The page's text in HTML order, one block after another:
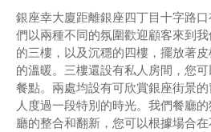
銀座幸大廈距離銀座四丁目十字路
們以兩種不同的氛圍歡迎顧客來到
的三樓，以及沉穩的四樓，擺放著
的溫暖。三樓還設有私人房間，您
餐點。兩處均設有可欣賞銀座街景
人度過一段特別的時光。我們餐廳
廳的整合和翻新，您可以根據場合在